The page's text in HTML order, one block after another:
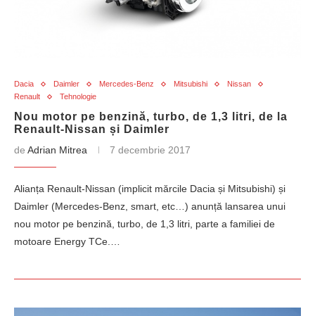
Dacia Daimler Mercedes-Benz Mitsubishi
Nissan
Renault
Tehnologie
Nou motor pe benzină, turbo, de 1,3 litri, de la
Renault-Nissan și Daimler
de Adrian Mitrea 7 decembrie 2017
Alianța Renault-Nissan (implicit mărcile Dacia și Mitsubishi) și
Daimler (Mercedes-Benz, smart, etc…) anunță lansarea unui
nou motor pe benzină, turbo, de 1,3 litri, parte a familiei de
motoare Energy TCe.…